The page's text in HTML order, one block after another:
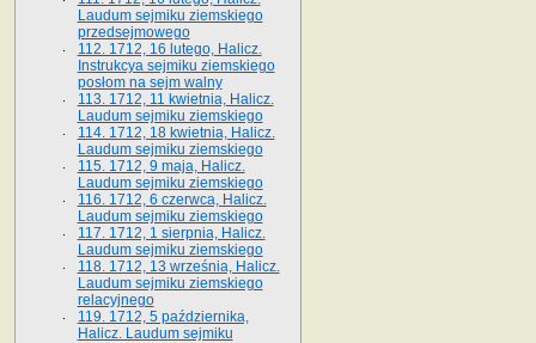
Laudum sejmiku ziemskiego
przedsejmowego
112. 1712, 16 lutego, Halicz.
Instrukcya sejmiku ziemskiego
posłom na sejm walny
113. 1712, 11 kwietnia, Halicz.
Laudum sejmiku ziemskiego
114. 1712, 18 kwietnia, Halicz.
Laudum sejmiku ziemskiego
115. 1712, 9 maja, Halicz.
Laudum sejmiku ziemskiego
116. 1712, 6 czerwca, Halicz.
Laudum sejmiku ziemskiego
117. 1712, 1 sierpnia, Halicz.
Laudum sejmiku ziemskiego
118. 1712, 13 września, Halicz.
Laudum sejmiku ziemskiego
relacyjnego
119. 1712, 5 października,
Halicz. Laudum sejmiku